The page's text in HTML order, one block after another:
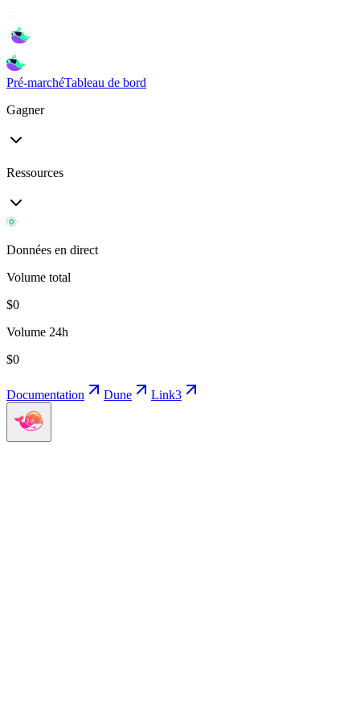
Pré-marchéTableau de bord
Gagner
Ressources
Données en direct
Volume total
$0
Volume 24h
$0
Documentation Dune Link3